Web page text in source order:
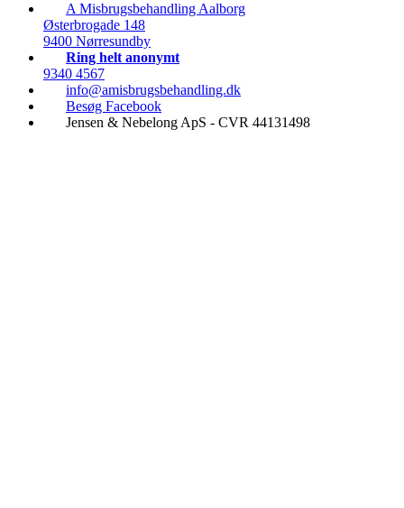
A Misbrugsbehandling Aalborg
Østerbrogade 148
9400 Nørresundby
Ring helt anonymt
9340 4567
info@amisbrugsbehandling.dk
Besøg Facebook
Jensen & Nebelong ApS - CVR 44131498